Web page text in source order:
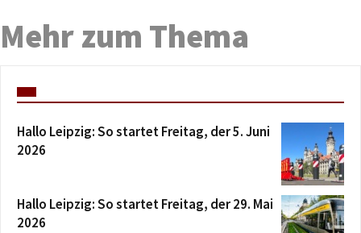
Mehr zum Thema
Hallo Leipzig: So startet Freitag, der 5. Juni
2026
Hallo Leipzig: So startet Freitag, der 29. Mai
2026